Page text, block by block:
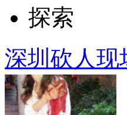
探索
深圳砍人现